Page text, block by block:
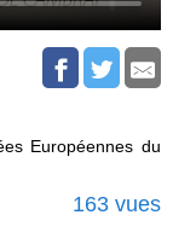
Européennes du
163 vues